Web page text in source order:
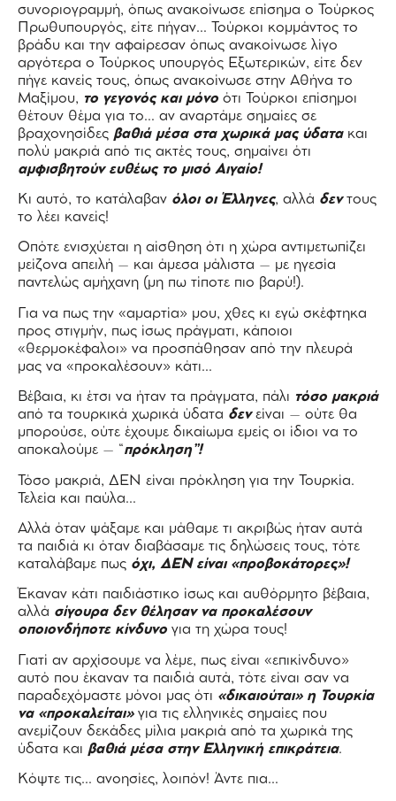
συνοριογραμμή, όπως ανακοίνωσε επίσημα ο Τούρκος
Πρωθυπουργός, είτε πήγαν… Τούρκοι κομμάντος το
βράδυ και την αφαίρεσαν όπως ανακοίνωσε λίγο
αργότερα ο Τούρκος υπουργός Εξωτερικών, είτε δεν
πήγε κανείς τους, όπως ανακοίνωσε στην Αθήνα το
Μαξίμου, το γεγονός και μόνο ότι Τούρκοι επίσημοι
θέτουν θέμα για το… αν αναρτάμε σημαίες σε
βραχονησίδες βαθιά μέσα στα χωρικά μας ύδατακαι
πολύ μακριά από τις ακτές τους, σημαίνει ότι
αμφισβητούν ευθέως το μισό Αιγαίο!
Κι αυτό, το κατάλαβαν όλοι οι Έλληνες, αλλά δεντους
το λέει κανείς!
Οπότε ενισχύεται η αίσθηση ότι η χώρα αντιμετωπίζει
μείζονα απειλή – και άμεσα μάλιστα – με ηγεσία
παντελώς αμήχανη (μη πω τίποτε πιο βαρύ!).
Για να πως την «αμαρτία» μου, χθες κι εγώ σκέφτηκα
προς στιγμήν, πως ίσως πράγματι, κάποιοι
«θερμοκέφαλοι» να προσπάθησαν από την πλευρά
μας να «προκαλέσουν» κάτι…
Βέβαια, κι έτσι να ήταν τα πράγματα, πάλι τόσο μακριά
από τα τουρκικά χωρικά ύδατα δενείναι – ούτε θα
μπορούσε, ούτε έχουμε δικαίωμα εμείς οι ίδιοι να το
αποκαλούμε – “πρόκληση”!
Τόσο μακριά, ΔΕΝ είναι πρόκληση για την Τουρκία.
Τελεία και παύλα…
Αλλά όταν ψάξαμε και μάθαμε τι ακριβώς ήταν αυτά
τα παιδιά κι όταν διαβάσαμε τις δηλώσεις τους, τότε
καταλάβαμε πως όχι, ΔΕΝ είναι «προβοκάτορες»!
Έκαναν κάτι παιδιάστικο ίσως και αυθόρμητο βέβαια,
αλλά σίγουρα δεν θέλησαν να προκαλέσουν
οποιονδήποτε κίνδυνο για τη χώρα τους!
Γιατί αν αρχίσουμε να λέμε, πως είναι «επικίνδυνο»
αυτό που έκαναν τα παιδιά αυτά, τότε είναι σαν να
παραδεχόμαστε μόνοι μας ότι «δικαιούται» η Τουρκία
να «προκαλείται»για τις ελληνικές σημαίες που
ανεμίζουν δεκάδες μίλια μακριά από τα χωρικά της
ύδατα και βαθιά μέσα στην Ελληνική επικράτεια.
Κόψτε τις… ανοησίες, λοιπόν! Άντε πια…